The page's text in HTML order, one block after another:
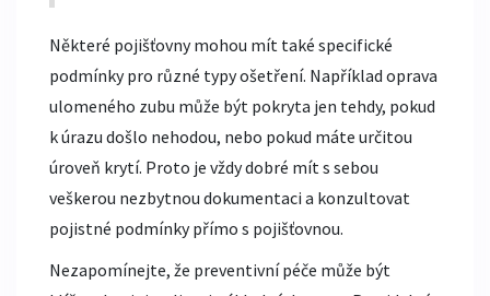
Některé pojišťovny mohou mít také specifické
podmínky pro různé typy ošetření. Například oprava
ulomeného zubu může být pokryta jen tehdy, pokud
k úrazu došlo nehodou, nebo pokud máte určitou
úroveň krytí. Proto je vždy dobré mít s sebou
veškerou nezbytnou dokumentaci a konzultovat
pojistné podmínky přímo s pojišťovnou.
Nezapomínejte, že preventivní péče může být